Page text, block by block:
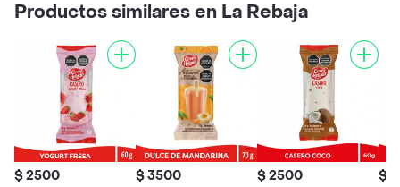
Productos similares en La Rebaja
$ 2500 $ 3500 $ 2500 $